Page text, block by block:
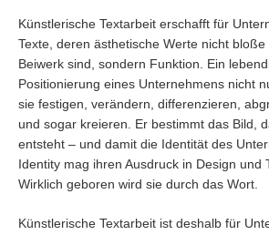
Künstlerische Textarbeit erschafft für
Texte, deren ästhetische Werte nicht bloße
Beiwerk sind, sondern Funktion. Ein
Positionierung eines Unternehmens nicht
sie festigen, verändern, differenzieren,
und sogar kreieren. Er bestimmt das Bild,
entsteht – und damit die Identität des
Identity mag ihren Ausdruck in Design und
Wirklich geboren wird sie durch das Wort.
Künstlerische Textarbeit ist deshalb für